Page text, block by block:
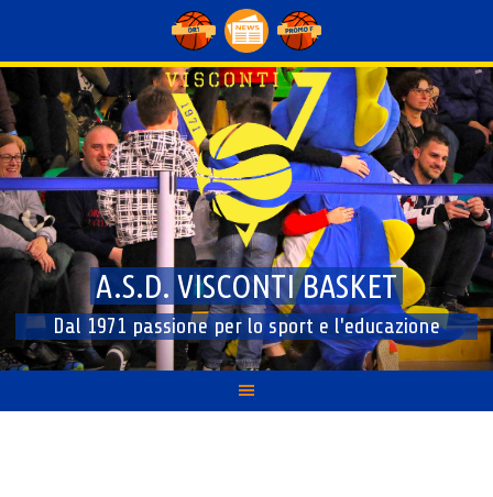
content
A.S.D. VISCONTI BASKET
Dal 1971 passione per lo sport e l'educazione